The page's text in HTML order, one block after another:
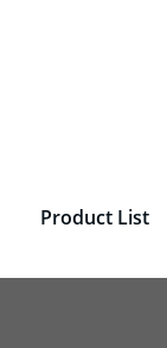
Product List